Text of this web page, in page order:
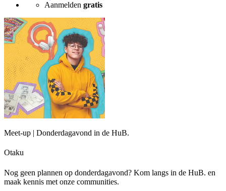
Aanmelden gratis
Meet-up | Donderdagavond in de HuB.
Otaku
Nog geen plannen op donderdagavond? Kom langs in de HuB. en
maak kennis met onze communities.